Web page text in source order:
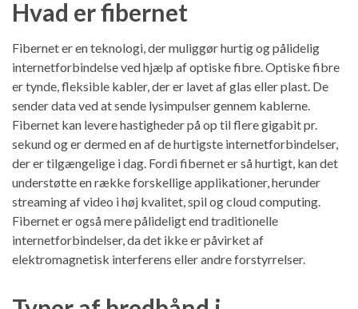
Hvad er fibernet
Fibernet er en teknologi, der muliggør hurtig og pålidelig
internetforbindelse ved hjælp af optiske fibre. Optiske fibre
er tynde, fleksible kabler, der er lavet af glas eller plast. De
sender data ved at sende lysimpulser gennem kablerne.
Fibernet kan levere hastigheder på op til flere gigabit pr.
sekund og er dermed en af de hurtigste internetforbindelser,
der er tilgængelige i dag. Fordi fibernet er så hurtigt, kan det
understøtte en række forskellige applikationer, herunder
streaming af video i høj kvalitet, spil og cloud computing.
Fibernet er også mere pålideligt end traditionelle
internetforbindelser, da det ikke er påvirket af
elektromagnetisk interferens eller andre forstyrrelser.